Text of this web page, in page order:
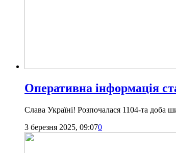
Оперативна інформація
Слава Україні! Розпочалася 1104-та доба
3 березня 2025, 09:070